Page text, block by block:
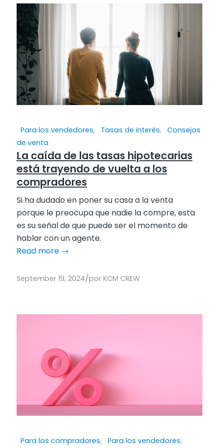
Para los vendedores, Tasas de interés, Consejos
de venta
La caída de las tasas hipotecarias
está trayendo de vuelta a los
compradores
Si ha dudado en poner su casa a la venta
porque le preocupa que nadie la compre, esta
es su señal de que puede ser el momento de
hablar con un agente.
Read more→
September 19, 2024/por KCM CREW
Para los compradores, Para los vendedores,